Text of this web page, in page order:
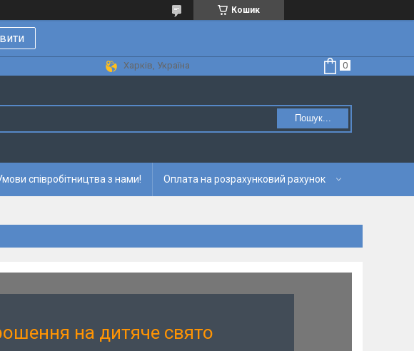
Кошик
Харків, Україна
Пошук...
співробітництва з нами! Оплата на розрахунковий рахунок
на дитяче свято